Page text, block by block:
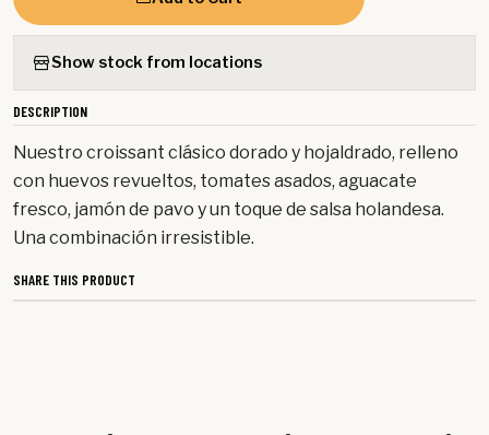
Show stock from locations
DESCRIPTION
Nuestro croissant clásico dorado y hojaldrado, relleno
con huevos revueltos, tomates asados, aguacate
fresco, jamón de pavo y un toque de salsa holandesa.
Una combinación irresistible.
SHARE THIS PRODUCT